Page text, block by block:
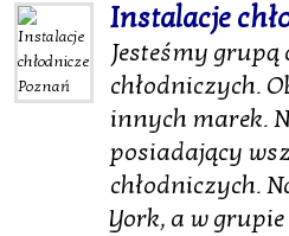
Instalacje
Jesteśmy
chłodniczych.
innych marek.
posiadający
chłodniczych.
York, a w